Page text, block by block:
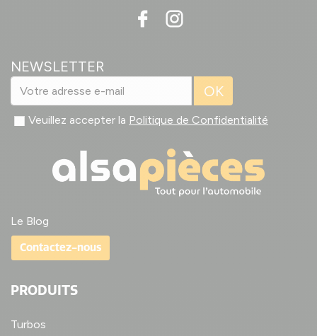
NEWSLETTER
OK
Veuillez accepter la Politique de Confidentialité
Le Blog
Contactez-nous
PRODUITS
Turbos